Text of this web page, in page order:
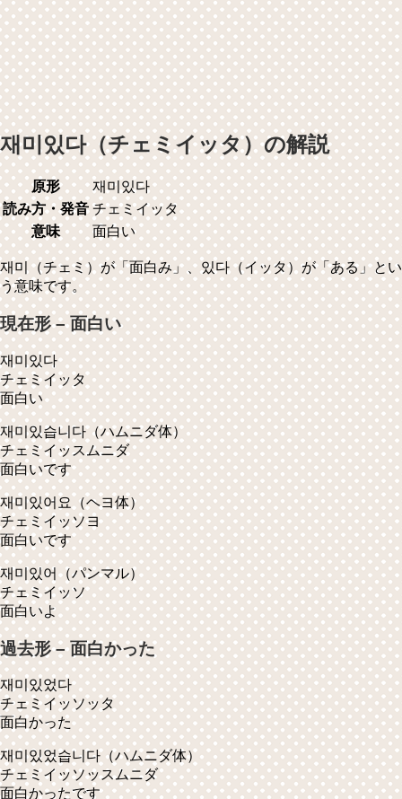
재미있다（チェミイッタ）の解説
原形
재미있다
読み方・発音 チェミイッタ
意味
面白い
재미（チェミ）が「面白み」、있다（イッタ）が「ある」とい
う意味です。
現在形 – 面白い
재미있다
チェミイッタ
面白い
재미있습니다（ハムニダ体）
チェミイッスムニダ
面白いです
재미있어요 （ヘヨ体）
チェミイッソヨ
面白いです
재미있어 （パンマル）
チェミイッソ
面白いよ
過去形 – 面白かった
재미있었다
チェミイッソッタ
面白かった
재미있었습니다（ハムニダ体）
チェミイッソッスムニダ
面白かったです